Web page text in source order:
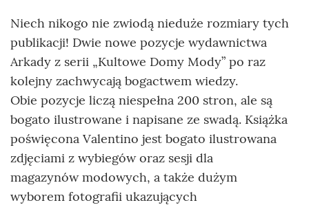
Niech nikogo nie zwiodą nieduże rozmiary tych
publikacji! Dwie nowe pozycje wydawnictwa
Arkady z serii „Kultowe Domy Mody” po raz
kolejny zachwycają bogactwem wiedzy.
Obie pozycje liczą niespełna 200 stron, ale są
bogato ilustrowane i napisane ze swadą. Książka
poświęcona Valentino jest bogato ilustrowana
zdjęciami z wybiegów oraz sesji dla
magazynów modowych, a także dużym
wyborem fotografii ukazujących